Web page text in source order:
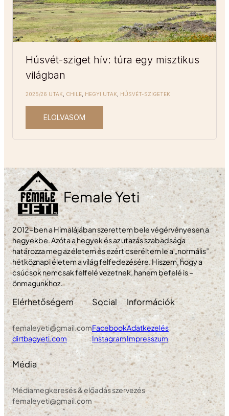
Húsvét-sziget hív: túra egy misztikus
világban
2025/26 UTAK, CHILE, HEGYI UTAK, HÚSVÉT-SZIGETEK
ELOLVASOM
Female Yeti
2012-ben a Himalájában szerettem bele végérvényesen a
hegyekbe. Azóta a hegyek és az utazás szabadsága
határozza meg az életem és ezért cseréltem le a „normális”
hétköznapi életem a világ felfedezésére. Hiszem, hogy a
csúcsok nemcsak felfelé vezetnek, hanem befelé is –
önmagunkhoz.
Elérhetőségem
femaleyeti@gmail.com
dirtbagyeti.com
Social
Facebook
Instagram
Információk
Adatkezelés
Impresszum
Média
Médiamegkeresés & előadás szervezés
femaleyeti@gmail.com